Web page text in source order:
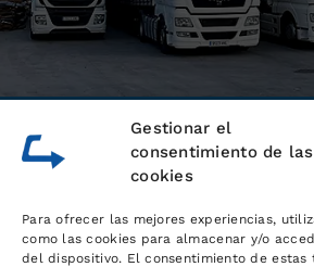
Gestionar el
consentimiento de las
cookies
Para ofrecer las mejores experiencias,
como las cookies para almacenar y/o
del dispositivo. El consentimiento de estas
contacto@logisticamc.com
605 950 655